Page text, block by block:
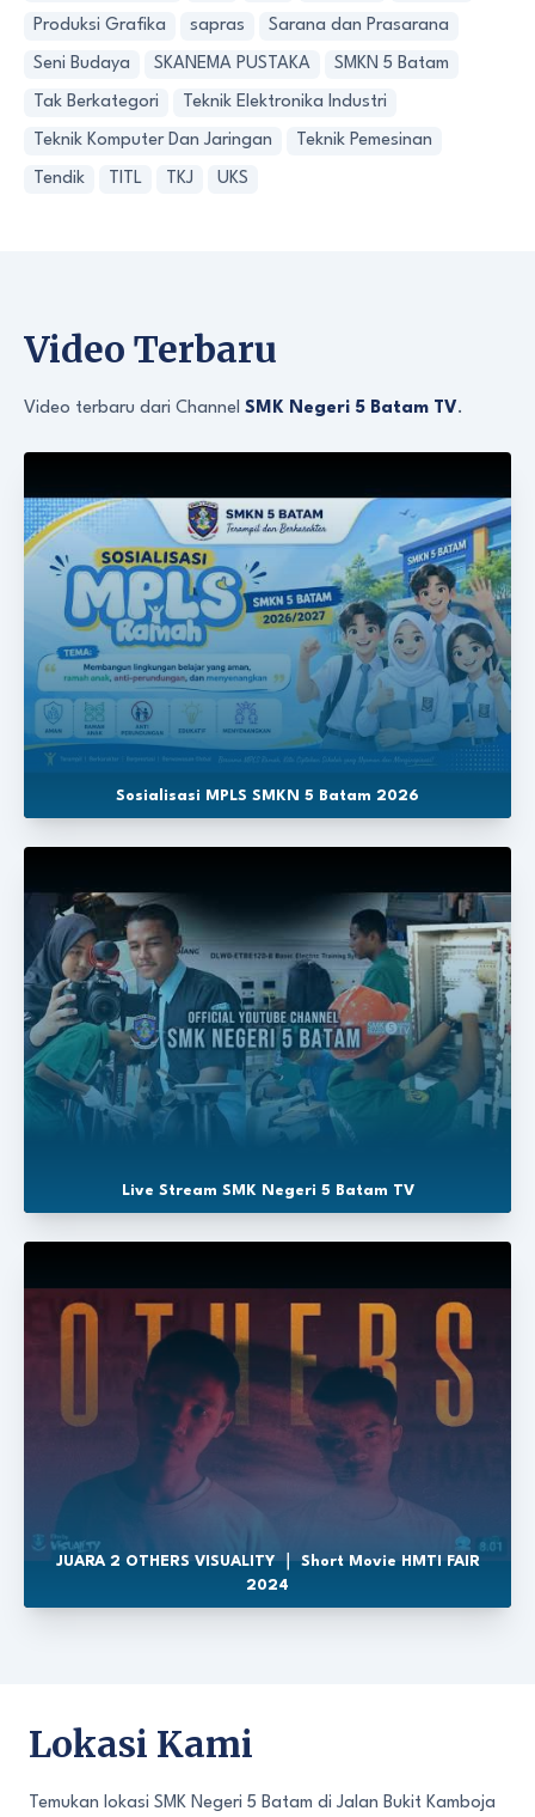
Produksi Grafika sapras Sarana dan Prasarana
Seni Budaya SKANEMA PUSTAKA SMKN 5 Batam
Tak Berkategori Teknik Elektronika Industri
Teknik Komputer Dan Jaringan Teknik Pemesinan
Tendik TITL TKJ UKS
Video Terbaru
Video terbaru dari Channel SMK Negeri 5 Batam TV.
Sosialisasi MPLS SMKN 5 Batam 2026
Live Stream SMK Negeri 5 Batam TV
JUARA 2 OTHERS VISUALITY ｜ Short Movie HMTI FAIR
2024
Lokasi Kami
Temukan lokasi SMK Negeri 5 Batam di Jalan Bukit Kamboja